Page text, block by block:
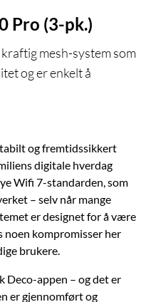
Pro (3-pk.)
mesh-system som
og er enkelt å
og fremtidssikkert
digitale hverdag
Wifi 7-standarden, som
– selv når mange
er designet for å være
noen kompromisser her
brukere.
Deco-appen – og det er
er gjennomført og